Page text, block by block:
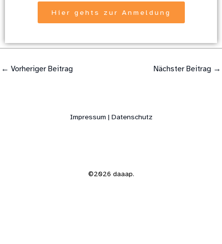
Hier gehts zur Anmeldung
← Vorheriger Beitrag Nächster Beitrag →
Impressum | Datenschutz
©2026 daaap.